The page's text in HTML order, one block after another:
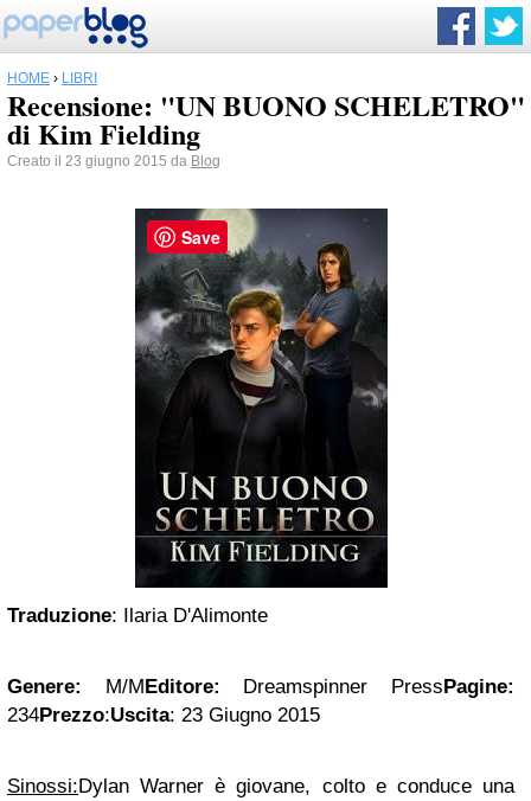
HOME › LIBRI
Recensione: "UN BUONO SCHELETRO"
di Kim Fielding
Creato il 23 giugno 2015 da Blog
Traduzione: Ilaria D'Alimonte
Genere: M/MEditore: Dreamspinner PressPagine:
234Prezzo:Uscita: 23 Giugno 2015
Sinossi:Dylan Warner è giovane, colto e conduce una
Save